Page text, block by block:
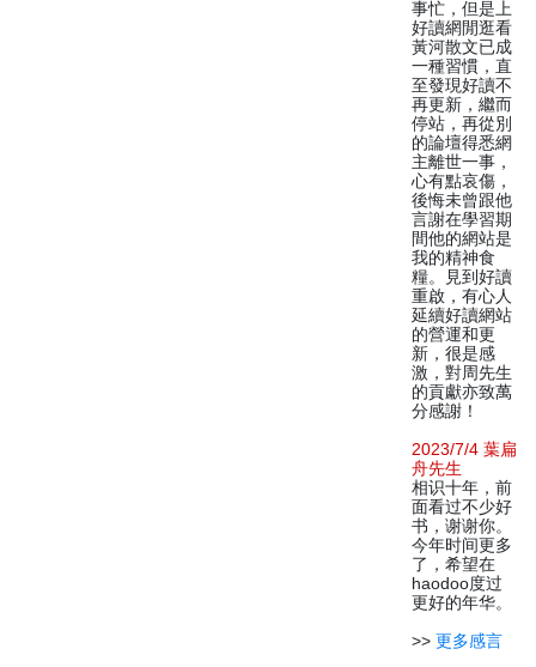
事忙，但是上
好讀網閒逛看
黃河散文已成
一種習慣，直
至發現好讀不
再更新，繼而
停站，再從別
的論壇得悉網
主離世一事，
心有點哀傷，
後悔未曾跟他
言謝在學習期
間他的網站是
我的精神食
糧。見到好讀
重啟，有心人
延續好讀網站
的營運和更
新，很是感
激，對周先生
的貢獻亦致萬
分感謝！
2023/7/4 葉扁
舟先生
相识十年，前
面看过不少好
书，谢谢你。
今年时间更多
了，希望在
haodoo度过
更好的年华。
>> 更多感言